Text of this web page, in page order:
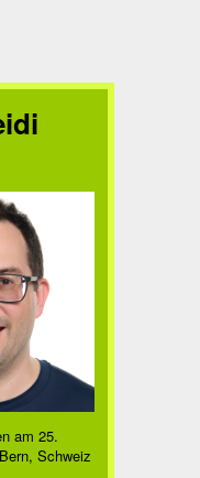
am 25.
Schweiz